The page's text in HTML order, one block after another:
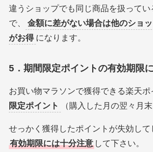
違うショップでも同じ商品を扱って
で、
金額に差がない場合は他のショ
がお得 になります。
5．期間限定ポイントの有効期限
お買い物マラソンで獲得できる楽天ポ
限定ポイント
（購入した月の翌々月
せっかく獲得したポイントが失効して
有効期限には十分注意して下さい。